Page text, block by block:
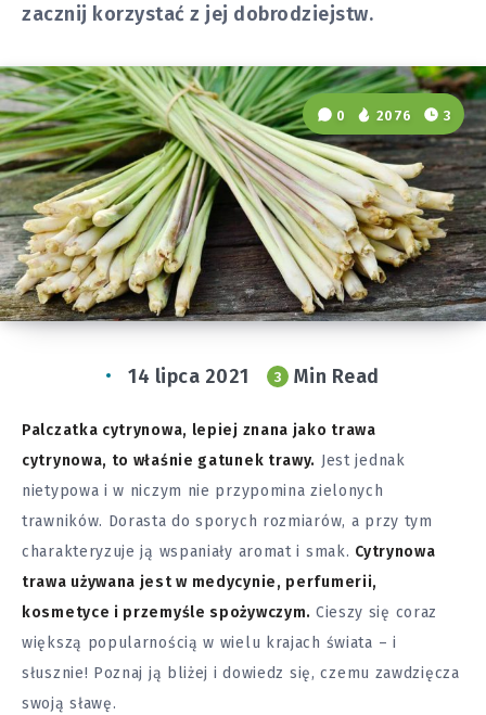
zacznij korzystać z jej dobrodziejstw.
0 2076 3
14 lipca 2021 3 Min Read
Palczatka cytrynowa, lepiej znana jako trawa
cytrynowa, to właśnie gatunek trawy. Jest jednak
nietypowa i w niczym nie przypomina zielonych
trawników. Dorasta do sporych rozmiarów, a przy tym
charakteryzuje ją wspaniały aromat i smak. Cytrynowa
trawa używana jest w medycynie, perfumerii,
kosmetyce i przemyśle spożywczym. Cieszy się coraz
większą popularnością w wielu krajach świata – i
słusznie! Poznaj ją bliżej i dowiedz się, czemu zawdzięcza
swoją sławę.